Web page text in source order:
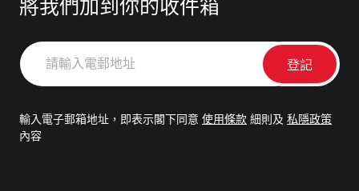
將我們加到你的收件箱
請
輸
郵
輸入電子郵箱地址，即表示閣下同意 使用條款 細則及 私隱政策
內容